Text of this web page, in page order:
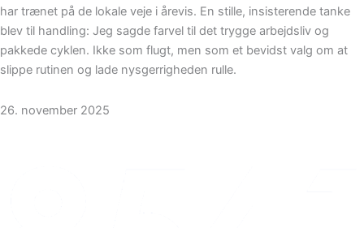
har trænet på de lokale veje i årevis. En stille, insisterende tanke
blev til handling: Jeg sagde farvel til det trygge arbejdsliv og
pakkede cyklen. Ikke som flugt, men som et bevidst valg om at
slippe rutinen og lade nysgerrigheden rulle.
26. november 2025